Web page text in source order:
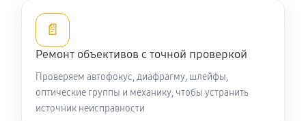
Устранение механических повреждений
Ремонт электроники объектива Nikon 200-400mm
f/4G ED-IF AF-S VR Zoom-Nikkor
990 руб
📄
Ремонт объективов с точной проверкой
Проверяем автофокус, диафрагму, шлейфы,
оптические группы и механику, чтобы устранить
источник неисправности